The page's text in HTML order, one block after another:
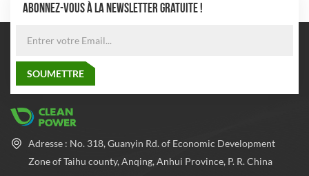
ABONNEZ-VOUS À LA NEWSLETTER GRATUITE !
Adresse : No. 318, Guanyin Rd. of Economic Development
Zone of Taihu county, Anqing, Anhui Province, P. R. China